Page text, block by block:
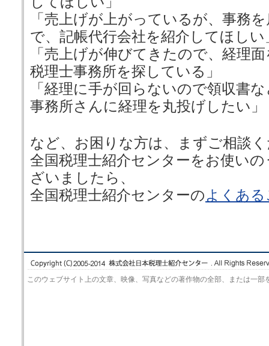
「売上げが上がっているが、事務
で、記帳代行会社を紹介してほしい
「売上げが伸びてきたので、経理
税理士事務所を探している」
「経理に手が回らないので領収書
事務所さんに経理を丸投げしたい」
など、お困りな方は、まずご相談
全国税理士紹介センターをお使い
ざいましたら、
全国税理士紹介センターのよくあ
このウェブサイト上の文章、映像、写真などの著作物の全部、または一